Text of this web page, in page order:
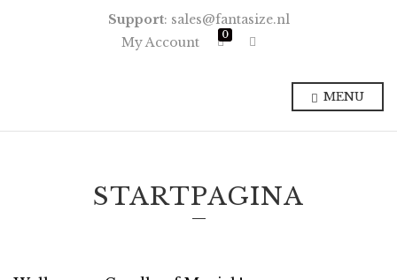
Support: sales@fantasize.nl
My Account
0 E
r
t
s
MENU
STARTPAGINA